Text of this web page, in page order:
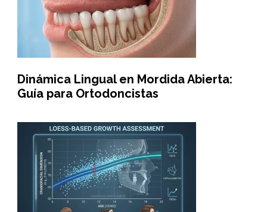
Dinámica Lingual en Mordida Abierta:
Guía para Ortodoncistas